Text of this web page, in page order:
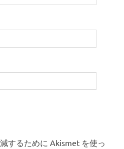
するために Akismet を使っ